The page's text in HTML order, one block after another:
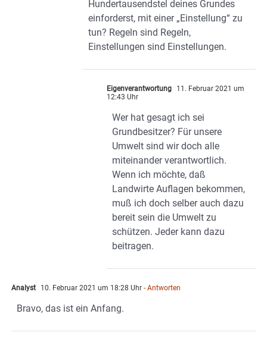
Hundertausendstel deines Grundes
einforderst, mit einer „Einstellung“ zu
tun? Regeln sind Regeln,
Einstellungen sind Einstellungen.
Eigenverantwortung
11. Februar 2021 um
12:43 Uhr
Wer hat gesagt ich sei
Grundbesitzer? Für unsere
Umwelt sind wir doch alle
miteinander verantwortlich.
Wenn ich möchte, daß
Landwirte Auflagen bekommen,
muß ich doch selber auch dazu
bereit sein die Umwelt zu
schützen. Jeder kann dazu
beitragen.
Analyst 10. Februar 2021 um 18:28 Uhr - Antworten
Bravo, das ist ein Anfang.